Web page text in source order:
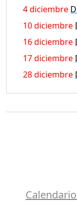
4 diciembre
10 diciembre
16 diciembre
17 diciembre
28 diciembre